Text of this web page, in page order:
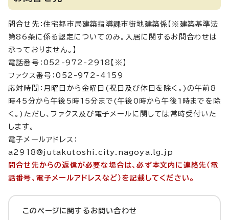
問合せ先：住宅都市局建築指導課市街地建築係【※建築基準法
第86条に係る認定についてのみ。入居に関するお問合わせは
承っておりません。】
電話番号：052-972-2918【※】
ファクス番号：052-972-4159
応対時間：月曜日から金曜日(祝日及び休日を除く。)の午前8
時45分から午後5時15分まで(午後0時から午後1時までを除
く。)ただし、ファクス及び電子メールに関しては常時受付いた
します。
電子メールアドレス：
a2918@jutakutoshi.city.nagoya.lg.jp
問合せ先からの返信が必要な場合は、必ず本文内に連絡先（電
話番号、電子メールアドレスなど）を記載してください。
このページに関する お問い合わせ